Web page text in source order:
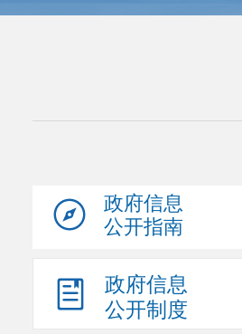
政府信息
公开指南
政府信息
公开制度